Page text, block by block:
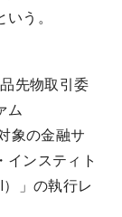
う。
先物取引委
ム
象の金融サ
インスティト
」の執行レ